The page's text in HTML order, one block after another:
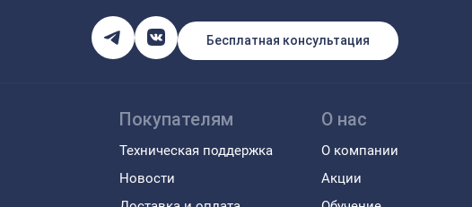
Бесплатная консультация
Покупателям
Техническая поддержка
Новости
О нас
О компании
Акции